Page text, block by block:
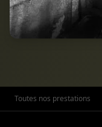
Toutes nos prestations